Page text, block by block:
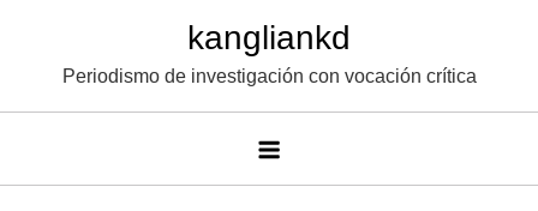
contenido
kangliankd
Periodismo de investigación con vocación crítica